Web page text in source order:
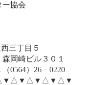
ー協会
三丁目５
岡崎ビル３０１
0564） 26 － 0220